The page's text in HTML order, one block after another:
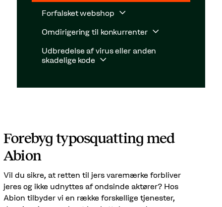
Forfalsket webshop
Omdirigering til konkurrenter
Udbredelse af virus eller anden
skadelige kode
Forebyg typosquatting med
Abion
Vil du sikre, at retten til jers varemærke forbliver
jeres og ikke udnyttes af ondsinde aktører? Hos
Abion tilbyder vi en række forskellige tjenester,